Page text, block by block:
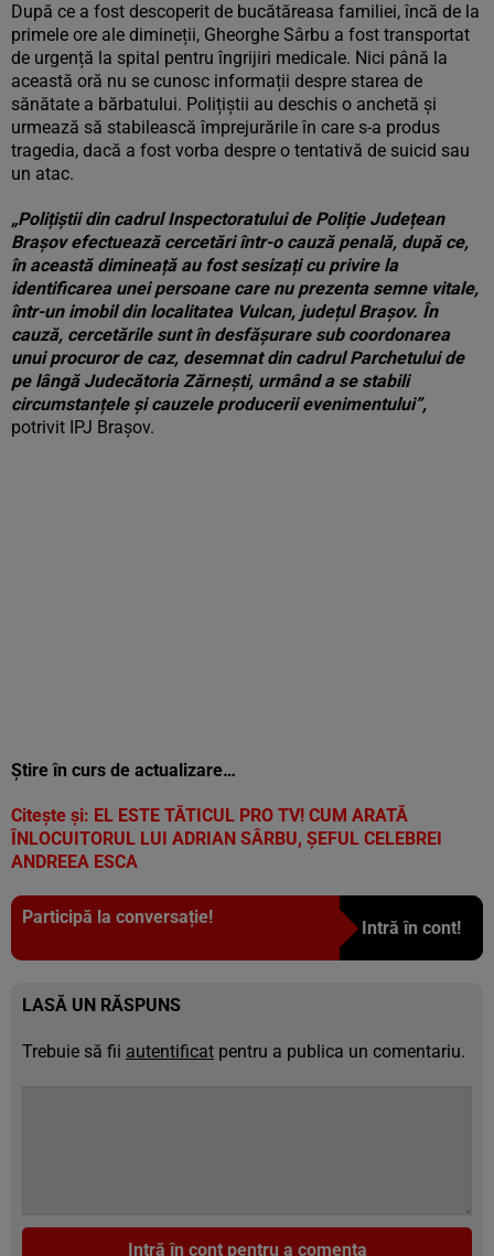
După ce a fost descoperit de bucătăreasa familiei, încă de la
primele ore ale dimineții, Gheorghe Sârbu a fost transportat
de urgență la spital pentru îngrijiri medicale. Nici până la
această oră nu se cunosc informații despre starea de
sănătate a bărbatului. Polițiștii au deschis o anchetă și
urmează să stabilească împrejurările în care s-a produs
tragedia, dacă a fost vorba despre o tentativă de suicid sau
un atac.
„Polițiștii din cadrul Inspectoratului de Poliție Județean
Brașov efectuează cercetări într-o cauză penală, după ce,
în această dimineață au fost sesizați cu privire la
identificarea unei persoane care nu prezenta semne vitale,
într-un imobil din localitatea Vulcan, județul Brașov. În
cauză, cercetările sunt în desfășurare sub coordonarea
unui procuror de caz, desemnat din cadrul Parchetului de
pe lângă Judecătoria Zărnești, urmând a se stabili
circumstanțele și cauzele producerii evenimentului”,
potrivit IPJ Brașov.
Știre în curs de actualizare…
Citește și: EL ESTE TĂTICUL PRO TV! CUM ARATĂ
ÎNLOCUITORUL LUI ADRIAN SÂRBU, ȘEFUL CELEBREI
ANDREEA ESCA
Participă la conversație!
Intră în cont!
LASĂ UN RĂSPUNS
Trebuie să fii autentificat pentru a publica un comentariu.
Intră în cont pentru a comenta